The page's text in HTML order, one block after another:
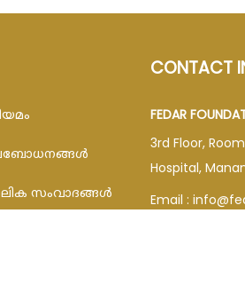
സംവാദങ്ങൾ
CONTACT
FEDAR
3rd Floor,
Hospital,
Email :